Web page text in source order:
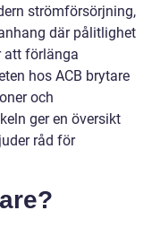
strömförsörjning,
där pålitlighet
att förlänga
hos ACB brytare
och
ger en översikt
råd för